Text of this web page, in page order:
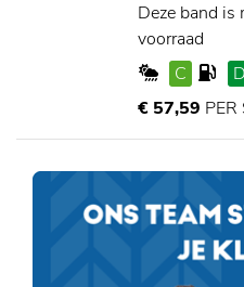
Deze band
voorraad
C
D
€ 57,59